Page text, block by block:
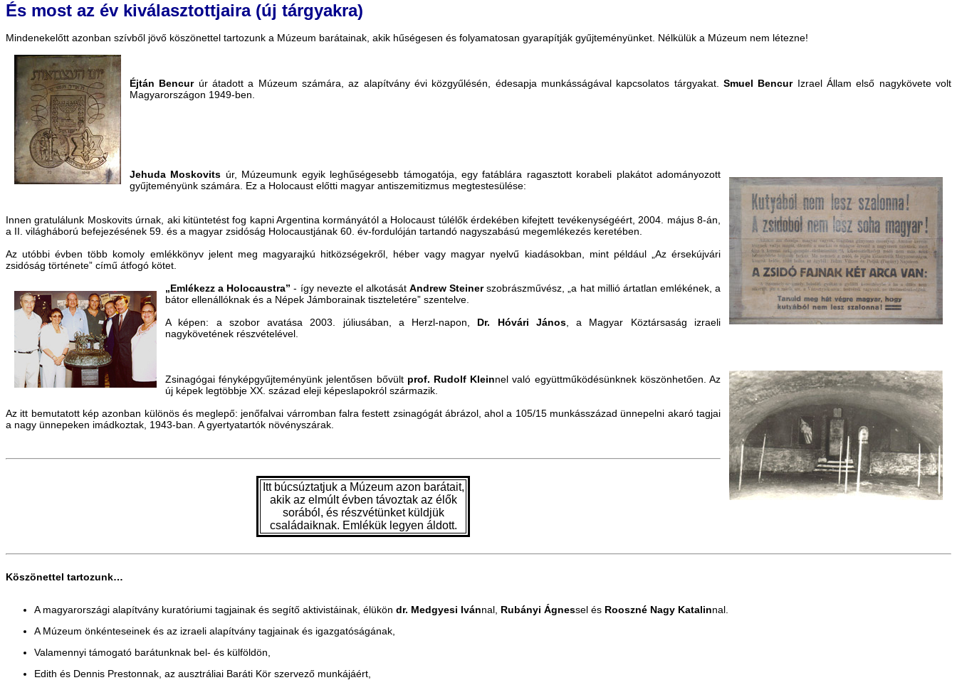
És most az év kiválasztottjaira (új tárgyakra)
Mindenekelőtt azonban szívből jövő köszönettel tartozunk a Múzeum barátainak, akik hűségesen és folyamatosan gyarapítják gyűjteményünket. Nélkülük a Múzeum nem létezne!
Éjtán Bencur úr átadott a Múzeum számára, az alapítvány évi közgyűlésén, édesapja munkásságával kapcsolatos tárgyakat.Smuel Bencur Izrael Állam első nagykövete volt
Magyarországon 1949-ben.
Jehuda Moskovits úr, Múzeumunk egyik leghűségesebb támogatója, egy fatáblára ragasztott korabeli plakátot adományozott
gyűjteményünk számára. Ez a Holocaust előtti magyar antiszemitizmus megtestesülése:
Innen gratulálunk Moskovits úrnak, aki kitüntetést fog kapni Argentina kormányától a Holocaust túlélők érdekében kifejtett tevékenységéért, 2004. május 8-án,
a II. világháború befejezésének 59. és a magyar zsidóság Holocaustjának 60. év-fordulóján tartandó nagyszabású megemlékezés keretében.
Az utóbbi évben több komoly emlékkönyv jelent meg magyarajkú hitközségekről, héber vagy magyar nyelvű kiadásokban, mint például „Az érsekújvári
zsidóság története” című átfogó kötet.
„Emlékezz a Holocaustra”- így nevezte el alkotását Andrew Steinerszobrászművész, „a hat millió ártatlan emlékének, a
bátor ellenállóknak és a Népek Jámborainak tiszteletére” szentelve.
A képen: a szobor avatása 2003. júliusában, a Herzl-napon, Dr. Hóvári János, a Magyar Köztársaság izraeli
nagykövetének részvételével.
Zsinagógai fényképgyűjteményünk jelentősen bővült prof. Rudolf Kleinnel való együttműködésünknek köszönhetően. Az
új képek legtöbbje XX. század eleji képeslapokról származik.
Az itt bemutatott kép azonban különös és meglepő: jenőfalvai várromban falra festett zsinagógát ábrázol, ahol a 105/15 munkásszázad ünnepelni akaró tagjai
a nagy ünnepeken imádkoztak, 1943-ban. A gyertyatartók növényszárak.
Itt búcsúztatjuk a Múzeum azon barátait,
akik az elmúlt évben távoztak az élők
sorából, és részvétünket küldjük
családaiknak. Emlékük legyen áldott.
Köszönettel tartozunk…
A magyarországi alapítvány kuratóriumi tagjainak és segítő aktivistáinak, élükön dr. Medgyesi Ivánnal, Rubányi Ágnessel és Rooszné Nagy Katalinnal.
A Múzeum önkénteseinek és az izraeli alapítvány tagjainak és igazgatóságának,
Valamennyi támogató barátunknak bel- és külföldön,
Edith és Dennis Prestonnak, az ausztráliai Baráti Kör szervező munkájáért,